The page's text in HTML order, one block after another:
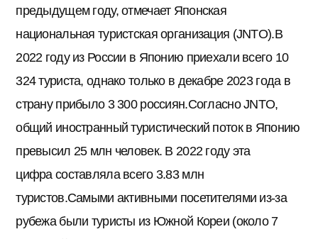
предыдущем году, отмечает Японская
национальная туристская организация (JNTO).В
2022 году из России в Японию приехали всего 10
324 туриста, однако только в декабре 2023 года в
страну прибыло 3 300 россиян.Согласно JNTO,
общий иностранный туристический поток в Японию
превысил 25 млн человек. В 2022 году эта
цифра составляла всего 3.83 млн
туристов.Самыми активными посетителями из-за
рубежа были туристы из Южной Кореи (около 7